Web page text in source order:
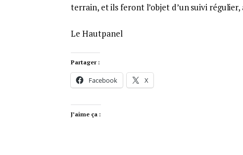
terrain, et ils feront l’objet d’un suivi
Le Hautpanel
Partager :
Facebook X
J’aime ça :